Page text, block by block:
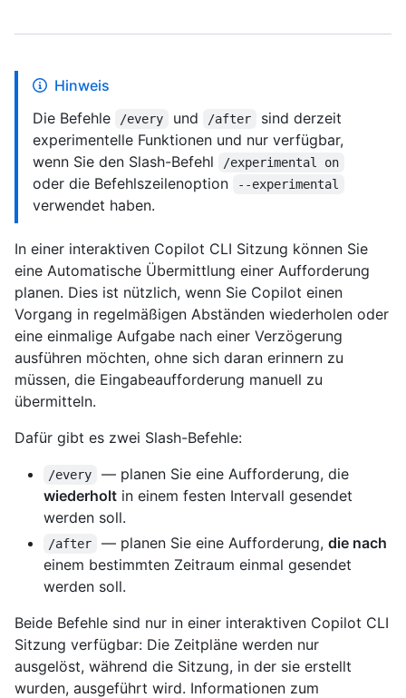
Hinweis
Die Befehle
/every und /after
sind derzeit
experimentelle Funktionen und nur verfügbar,
wenn Sie den Slash-Befehl
/experimental on
oder die Befehlszeilenoption ‑‑experimental
verwendet haben.
In einer interaktiven Copilot CLI Sitzung können Sie
eine Automatische Übermittlung einer Aufforderung
planen. Dies ist nützlich, wenn Sie Copilot einen
Vorgang in regelmäßigen Abständen wiederholen oder
eine einmalige Aufgabe nach einer Verzögerung
ausführen möchten, ohne sich daran erinnern zu
müssen, die Eingabeaufforderung manuell zu
übermitteln.
Dafür gibt es zwei Slash-Befehle:
/every
— planen Sie eine Aufforderung, die
wiederholt in einem festen Intervall gesendet
werden soll.
/after — planen Sie eine Aufforderung, die nach
einem bestimmten Zeitraum einmal gesendet
werden soll.
Beide Befehle sind nur in einer interaktiven Copilot CLI
Sitzung verfügbar: Die Zeitpläne werden nur
ausgelöst, während die Sitzung, in der sie erstellt
wurden, ausgeführt wird. Informationen zum